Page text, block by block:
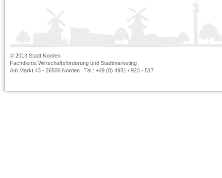
© 2013 Stadt Norden
Fachdienst Wirtschaftsförderung und Stadtmarketing
Am Markt 43 - 26506 Norden | Tel.: +49 (0) 4931 / 923 - 517